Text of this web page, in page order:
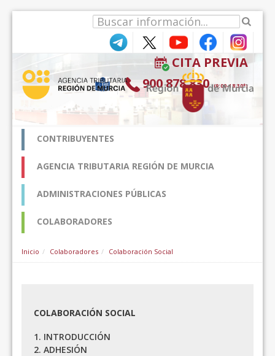
CITA PREVIA
900 878 830 (9:00-18:30*)
CONTRIBUYENTES
AGENCIA TRIBUTARIA REGIÓN DE MURCIA
ADMINISTRACIONES PÚBLICAS
COLABORADORES
Inicio Colaboradores Colaboración Social
COLABORACIÓN SOCIAL
1. INTRODUCCIÓN
2. ADHESIÓN